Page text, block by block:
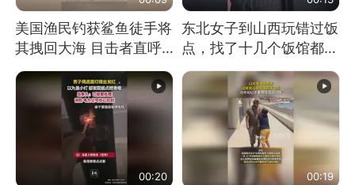
美国渔民钓获鲨鱼徒手将
其拽回大海 目击者直呼
震惊 （视频来源：参考
消息）
东北女子到山西玩错过饭
点，找了十几个饭馆都没
开门：午休到几点
00:20 00:19